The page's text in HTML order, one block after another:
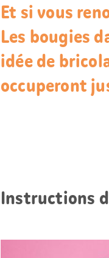
Et si vous
Les bougies
idée de
occuperont
Instructions